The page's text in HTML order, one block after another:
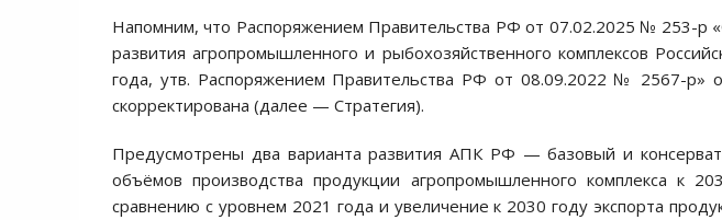
Напомним, что Распоряжением Правительства РФ от 07.02.2025 № 253-р
развития агропромышленного и рыбохозяйственного комплексов
года, утв. Распоряжением Правительства РФ от 08.09.2022 № 2567-р»
скорректирована (далее — Стратегия).
Предусмотрены два варианта развития АПК РФ — базовый и
объёмов производства продукции агропромышленного комплекса к
сравнению с уровнем 2021 года и увеличение к 2030 году экспорта